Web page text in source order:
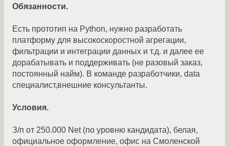
Обязанности.
Есть прототип на Python, нужно разработать
платформу для высокоскоростной агрегации,
фильтрации и интеграции данных и т.д. и далее ее
дорабатывать и поддерживать (не разовый заказ,
постоянный найм). В команде разработчики, data
специалист,внешние консультанты.
Условия.
З/п от 250.000 Net (по уровню кандидата), белая,
официальное оформление, офис на Смоленской